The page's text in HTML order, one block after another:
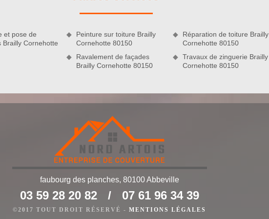
nos mains et profitez de nos services de qualité qui sont
de qualité
et pose de
Brailly Cornehotte
Peinture sur toiture Brailly
Cornehotte 80150
Ravalement de façades
Brailly Cornehotte 80150
Réparation de toiture Brailly
Cornehotte 80150
Travaux de zinguerie Brailly
Cornehotte 80150
faubourg des planches, 80100 Abbeville
03 59 28 20 82 / 07 61 96 34 39
©2017 TOUT DROIT RÉSERVÉ - MENTIONS LÉGALES